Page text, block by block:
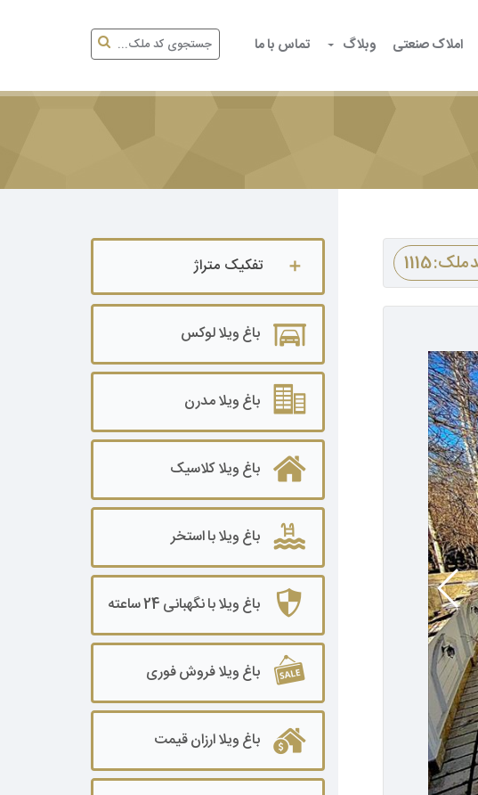
املاک صنعتی وبلاگ تماس با ما
1115 تفکیک متراژ
باغ ویلا ۵۰۰ تا ۱۰۰۰ متر
باغ ویلا ۱۰۰۰ تا ۲۰۰۰ متر
باغ ویلا ۲۰۰۰ تا ۳۰۰۰ متر
باغ ویلا۳۰۰۰ تا ۵۰۰۰ متر
باغ ویلا ۵۰۰۰ تا ۷۰۰۰ متر
باغ ویلا ۷۰۰۰ تا ۱۰۰۰۰ متر
باغ ویلا ۱۰۰۰۰ متر به بالا
باغ ویلا لوکس
باغ ویلا مدرن
باغ ویلا کلاسیک
باغ ویلا با استخر
باغ ویلا با نگهبانی 24 ساعته
باغ ویلا فروش فوری
باغ ویلا ارزان قیمت